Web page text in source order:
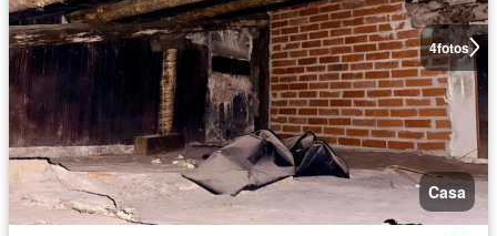
4fotos
Casa